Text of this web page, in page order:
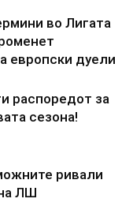
во Лигата
европски дуели
распоредот за
сезона!
ривали
ЛШ